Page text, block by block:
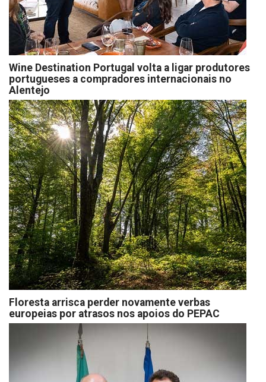
Wine Destination Portugal volta a ligar produtores
portugueses a compradores internacionais no
Alentejo
Floresta arrisca perder novamente verbas
europeias por atrasos nos apoios do PEPAC